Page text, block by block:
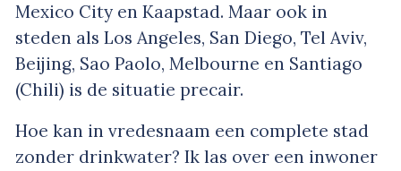
Mexico City en Kaapstad. Maar ook in
steden als Los Angeles, San Diego, Tel Aviv,
Beijing, Sao Paolo, Melbourne en Santiago
(Chili) is de situatie precair.
Hoe kan in vredesnaam een complete stad
zonder drinkwater? Ik las over een inwoner